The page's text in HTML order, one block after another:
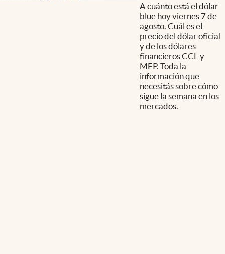
A cuánto está el dólar
blue hoy viernes 7 de
agosto. Cuál es el
precio del dólar oficial
y de los dólares
financieros CCL y
MEP. Toda la
información que
necesitás sobre cómo
sigue la semana en los
mercados.